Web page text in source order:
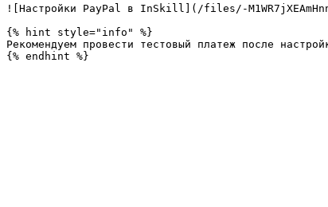
![Настройки PayPal в InSkill](/files/-
{% hint style="info" %}
Рекомендуем провести тестовый платеж после